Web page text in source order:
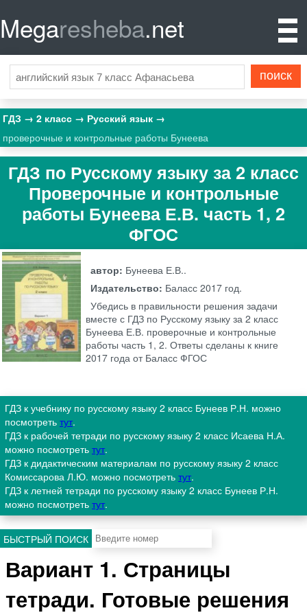
Megaresheba.net
ГДЗ 2 класс
Русский язык
проверочные и контрольные работы Бунеева
ГДЗ по Русскому языку за 2 класс
Проверочные и контрольные
работы Бунеева Е.В. часть 1, 2
ФГОС
автор: Бунеева Е.В..
Издательство: Баласс 2017 год.
Убедись в правильности решения задачи
вместе с ГДЗ по Русскому языку за 2 класс
Бунеева Е.В. проверочные и контрольные
работы часть 1, 2. Ответы сделаны к книге
2017 года от Баласс ФГОС
ГДЗ к учебнику по русскому языку 2 класс Бунеев Р.Н. можно
посмотреть тут.
ГДЗ к рабочей тетради по русскому языку 2 класс Исаева Н.А.
можно посмотреть тут.
ГДЗ к дидактическим материалам по русскому языку 2 класс
Комиссарова Л.Ю. можно посмотреть тут.
ГДЗ к летней тетради по русскому языку 2 класс Бунеев Р.Н.
можно посмотреть тут.
БЫСТРЫЙ ПОИСК
Вариант 1. Страницы
тетради. Готовые решения